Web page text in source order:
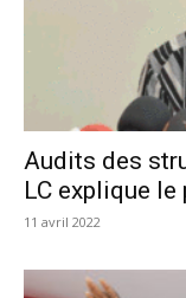
Audits des
LC explique
11 avril 2022